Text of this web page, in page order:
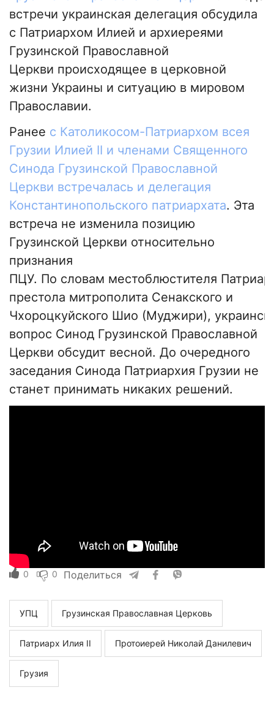
встречи украинская делегация обсудила
с Патриархом Илией и архиереями
Грузинской Православной
Церкви происходящее в церковной
жизни Украины и ситуацию в мировом
Православии.
Ранее с Католикосом-Патриархом всея
Грузии Илией II и членами Священного
Синода Грузинской Православной
Церкви встречалась и делегация
Константинопольского патриархата. Эта
встреча не изменила позицию
Грузинской Церкви относительно
признания
ПЦУ. По словам местоблюстителя
престола митрополита Сенакского и
Чхороцкуйского Шио (Муджири),
вопрос Синод Грузинской Православной
Церкви обсудит весной. До очередного
заседания Синода Патриархия Грузии не
станет принимать никаких решений.
0 0 Поделиться
УПЦ Грузинская Православная Церковь
Патриарх Илия II Протоиерей Николай Данилевич
Грузия